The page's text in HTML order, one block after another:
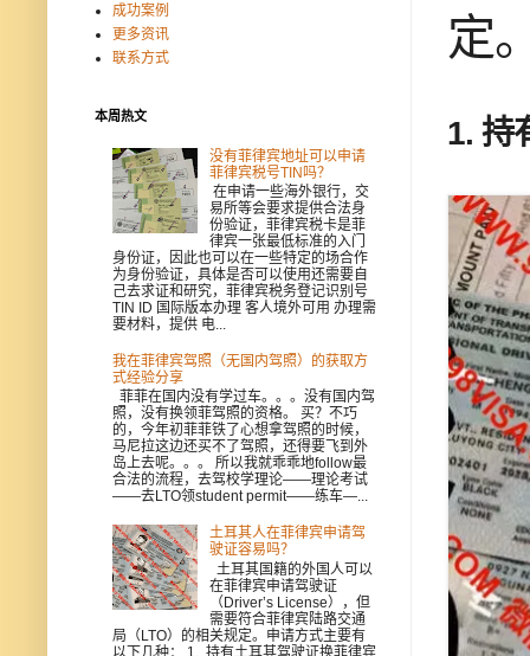
定
1. 持
成功案例
更多资讯
联系方式
本周热文
没有菲律宾地址可以申请
菲律宾税号TIN吗？
在申请一些海外银行，交
易所等会要求提供合法身
份验证，菲律宾税卡是菲
律宾一张最低标准的入门
身份证，因此也可以在一些特定的场合作
为身份验证，具体是否可以使用还需要自
己去求证和研究，菲律宾税务登记识别号
TIN ID 国际版本办理 客人境外可用 办理需
要材料，提供 电...
我在菲律宾驾照（无国内驾照）的获取方
式经验分享
菲菲在国内没有学过车。。。没有国内驾
照，没有换领菲驾照的资格。 买？不巧
的，今年初菲菲铁了心想拿驾照的时候，
马尼拉这边还买不了驾照，还得要飞到外
岛上去呢。。。 所以我就乖乖地follow最
合法的流程，去驾校学理论——理论考试
——去LTO领student permit——练车—...
土耳其人在菲律宾申请驾
驶证容易吗？
土耳其国籍的外国人可以
在菲律宾申请驾驶证
（Driver’s License），但
需要符合菲律宾陆路交通
局（LTO）的相关规定。申请方式主要有
以下几种： 1. 持有土耳其驾驶证换菲律宾